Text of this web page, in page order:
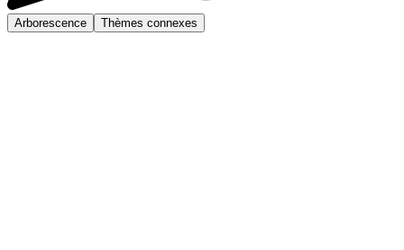
Arborescence Thèmes connexes